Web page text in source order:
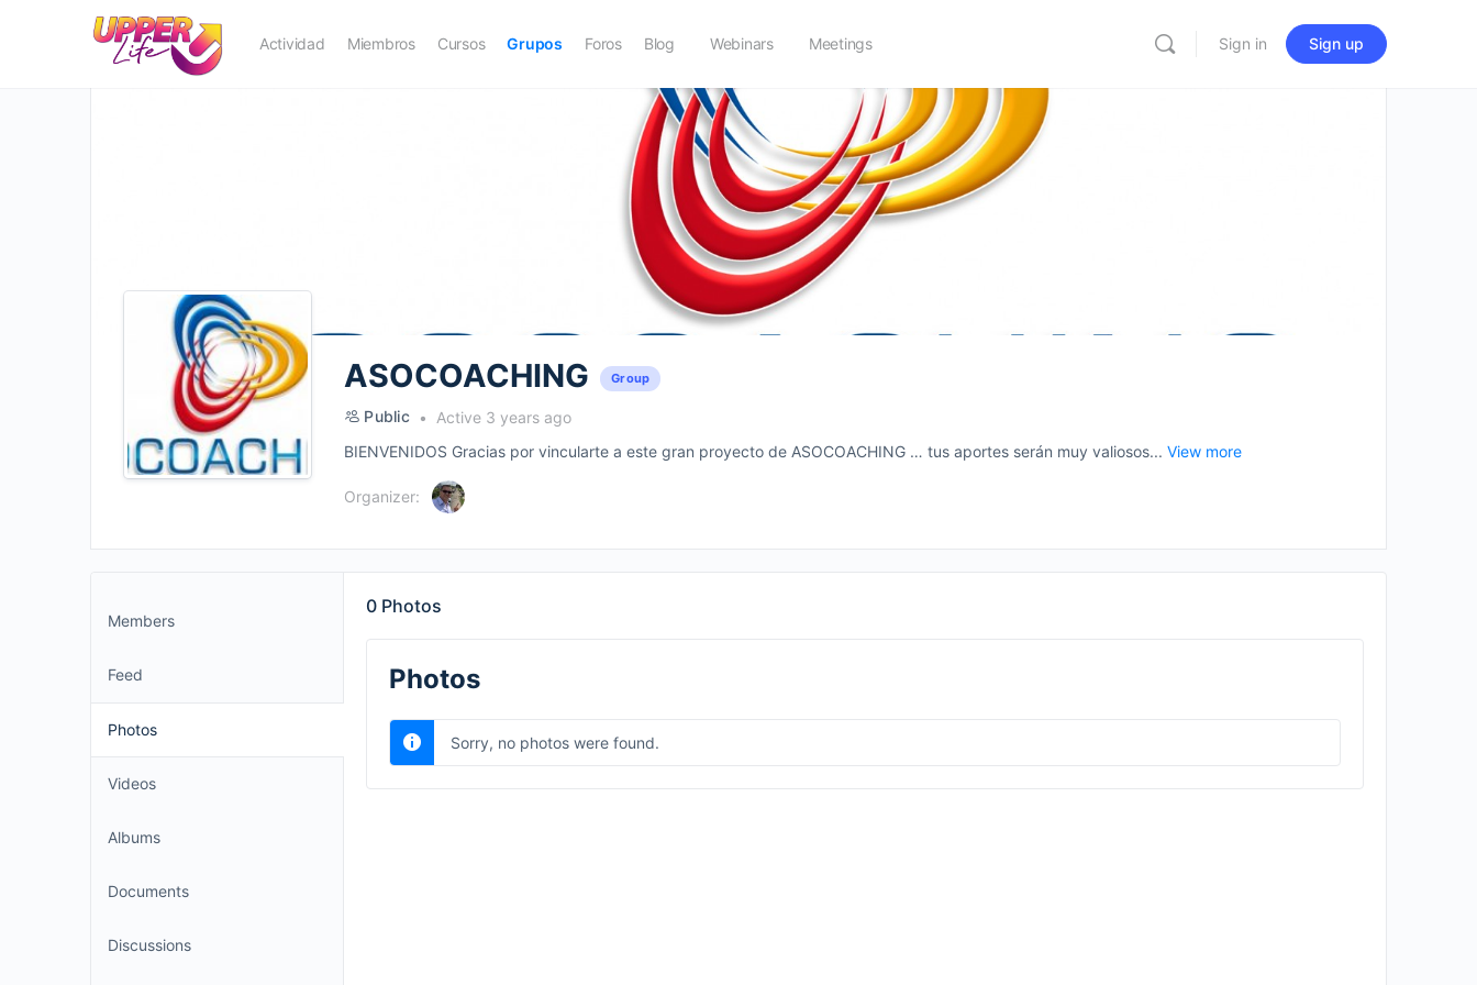
Actividad Miembros Cursos Grupos Foros Blog Webinars Meetings Sign in Sign up
ASOCOACHING Group
Public
Active 3 years ago
BIENVENIDOS Gracias por vincularte a este gran proyecto de ASOCOACHING … tus aportes serán muy valiosos... View more
Organizer:
Members
Feed
Photos
Videos
Albums
Documents
Discussions
0 Photos
Photos
Sorry, no photos were found.